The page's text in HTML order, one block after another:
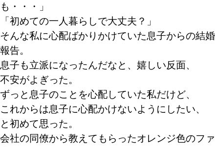
も・・・」
「初めての一人暮らしで大丈夫？」
そんな私に心配ばかりかけていた息子からの結婚
報告。
息子も立派になったんだなと、嬉しい反面、
不安がよぎった。
ずっと息子のことを心配していた私だけど、
これからは息子に心配かけないようにしたい、
と初めて思った。
会社の同僚から教えてもらったオレンジ色のファ